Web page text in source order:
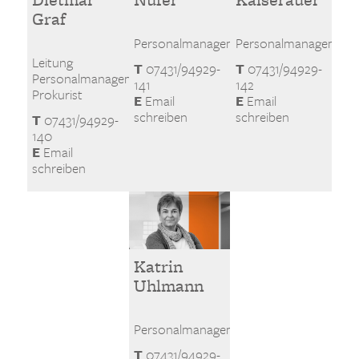
Graf
Leitung
Personalmanagement
Prokurist
T 07431/94929-
140
E Email
schreiben
Personalmanagement
T 07431/94929-
141
E Email
schreiben
Personalmanagement
T07431/94929-
142
EEmail
schreiben
Katrin
Uhlmann
Personalmanagement
T 07431/94929-